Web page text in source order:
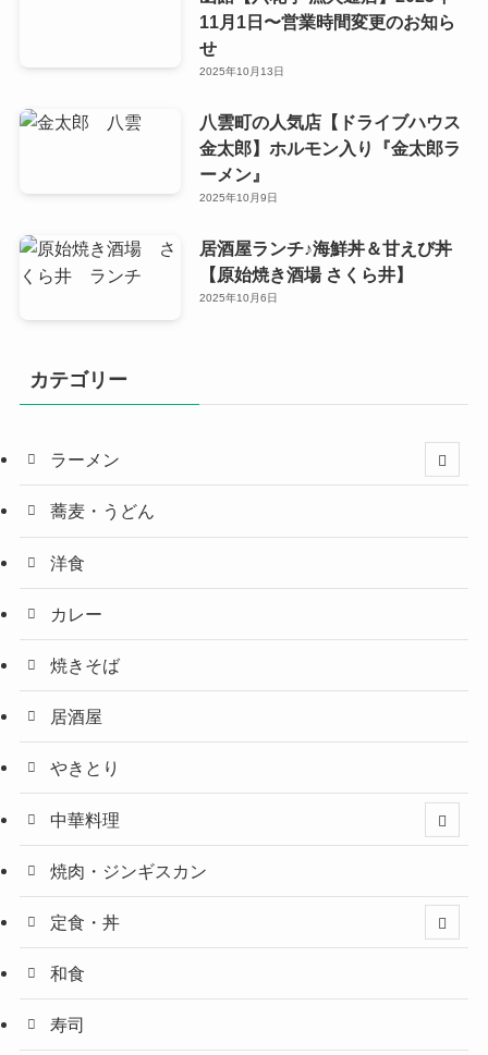
11月1日〜営業時間変更のお知ら
せ
2025年10月13日
八雲町の人気店【ドライブハウス
金太郎】ホルモン入り『金太郎ラ
ーメン』
2025年10月9日
居酒屋ランチ♪海鮮丼＆甘えび丼
【原始焼き酒場 さくら井】
2025年10月6日
カテゴリー
ラーメン
蕎麦・うどん
洋食
カレー
焼きそば
居酒屋
やきとり
中華料理
焼肉・ジンギスカン
定食・丼
和食
寿司